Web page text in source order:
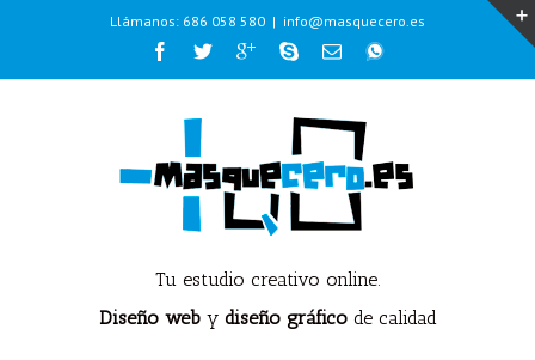
Llámanos: 686 058 580 | info@masquecero.es
Tu estudio creativo online.
Diseño weby diseño gráficode calidad